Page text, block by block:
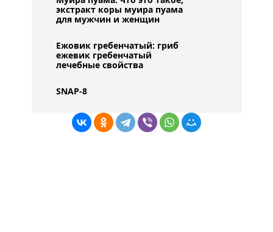
экстракт коры муира пуама
для мужчин и женщин
Ежовик гребенчатый: гриб
ежевик гребенчатый
лечебные свойства
SNAP-8